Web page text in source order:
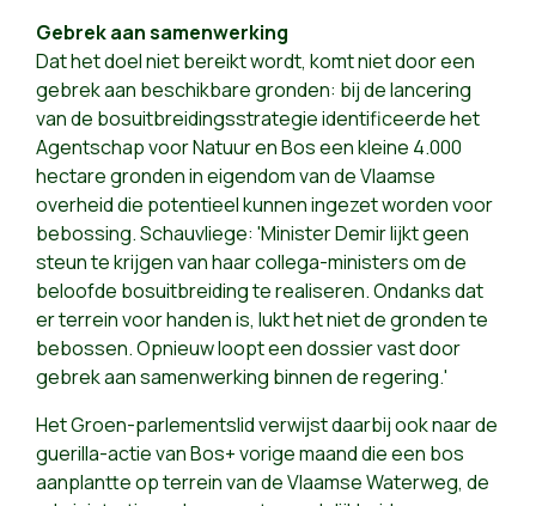
Gebrek aan samenwerking
Dat het doel niet bereikt wordt, komt niet door een
gebrek aan beschikbare gronden: bij de lancering
van de bosuitbreidingsstrategie identificeerde het
Agentschap voor Natuur en Bos een kleine 4.000
hectare gronden in eigendom van de Vlaamse
overheid die potentieel kunnen ingezet worden voor
bebossing. Schauvliege: 'Minister Demir lijkt geen
steun te krijgen van haar collega-ministers om de
beloofde bosuitbreiding te realiseren. Ondanks dat
er terrein voor handen is, lukt het niet de gronden te
bebossen. Opnieuw loopt een dossier vast door
gebrek aan samenwerking binnen de regering.'
Het Groen-parlementslid verwijst daarbij ook naar de
guerilla-actie van Bos+ vorige maand die een bos
aanplantte op terrein van de Vlaamse Waterweg, de